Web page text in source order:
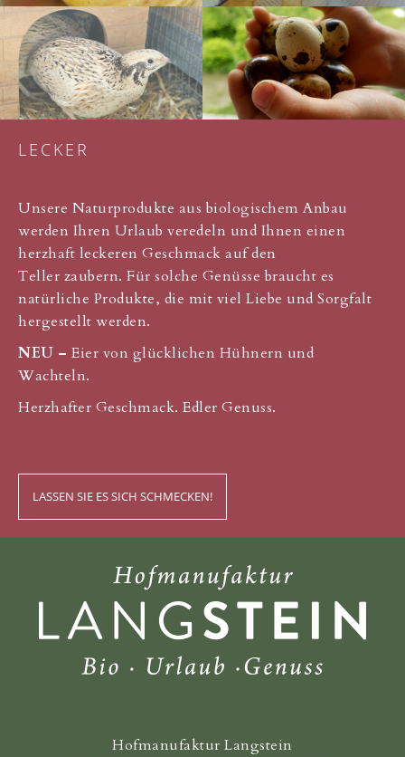
LECKER
Unsere Naturprodukte aus biologischem Anbau
werden Ihren Urlaub veredeln und Ihnen einen
herzhaft leckeren Geschmack auf den
Teller zaubern. Für solche Genüsse braucht es
natürliche Produkte, die mit viel Liebe und Sorgfalt
hergestellt werden.
NEU –Eier von glücklichen Hühnern und
Wachteln.
Herzhafter Geschmack. Edler Genuss.
LASSEN SIE ES SICH SCHMECKEN!
Hofmanufaktur Langstein